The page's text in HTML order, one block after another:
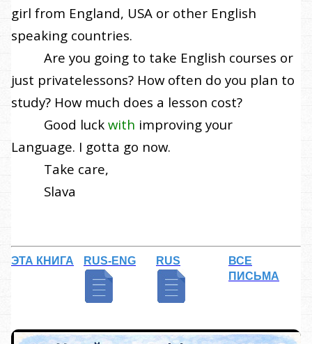
girl from England, USA or other English
speaking countries.
Are you going to take English courses or
just privatelessons? How often do you plan to
study? How much does a lesson cost?
Good luckwith improving your
Language. I gotta go now.
Take care,
Slava
ЭТА КНИГА RUS-ENG RUS
ВСЕ
ПИСЬМА